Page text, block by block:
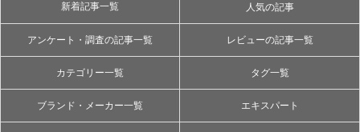
新着記事一覧 人気の記事
アンケート・調査の記事一覧 レビューの記事一覧
カテゴリー一覧 タグ一覧
ブランド・メーカー一覧 エキスパート